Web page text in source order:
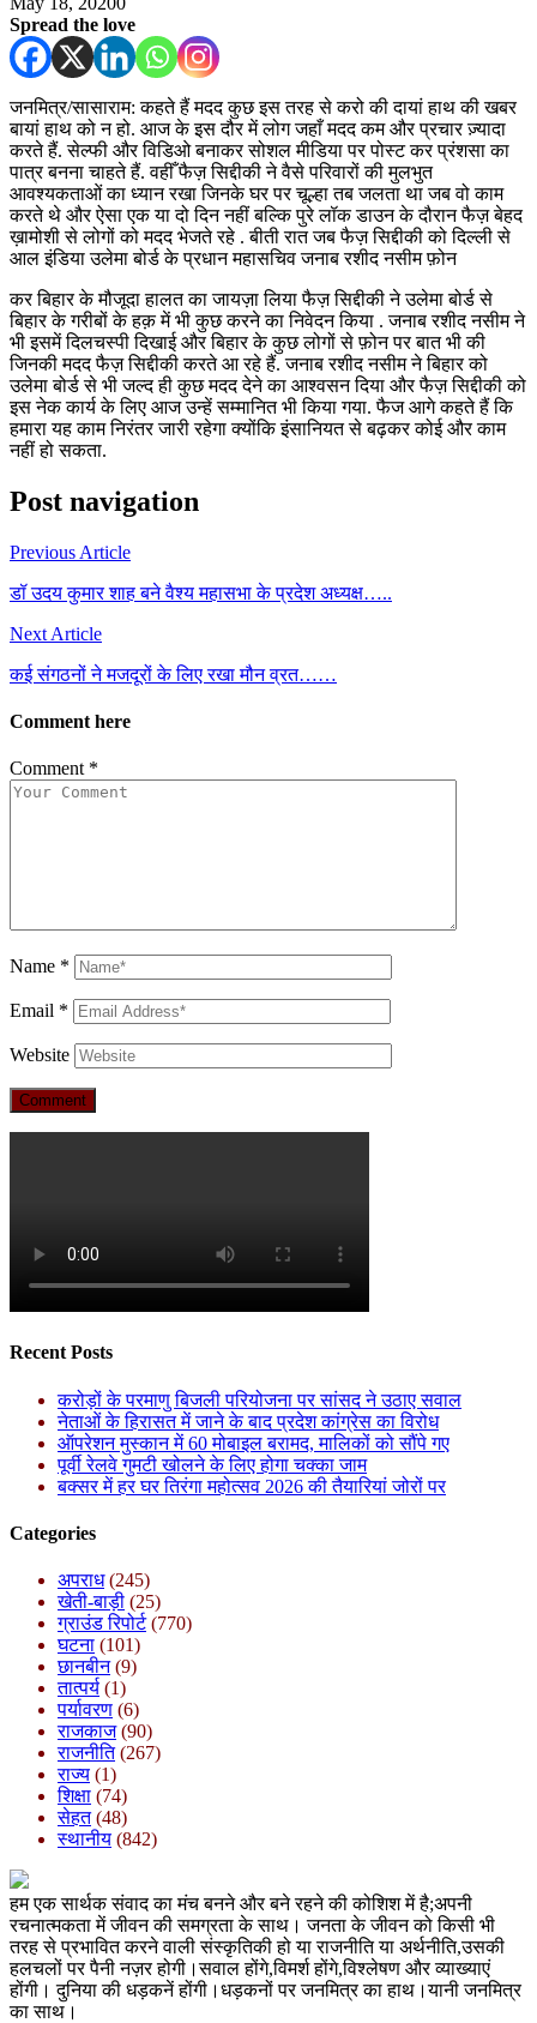
Spread the love
जनमित्र/सासाराम: कहते हैं मदद कुछ इस तरह से करो की दायां हाथ की खबर
बायां हाथ को न हो. आज के इस दौर में लोग जहाँ मदद कम और प्रचार ज़्यादा
करते हैं. सेल्फी और विडिओ बनाकर सोशल मीडिया पर पोस्ट कर प्रंशसा का
पात्र बनना चाहते हैं. वहीँ फैज़ सिद्दीकी ने वैसे परिवारों की मुलभुत
आवश्यकताओं का ध्यान रखा जिनके घर पर चूल्हा तब जलता था जब वो काम
करते थे और ऐसा एक या दो दिन नहीं बल्कि पुरे लॉक डाउन के दौरान फैज़ बेहद
ख़ामोशी से लोगों को मदद भेजते रहे . बीती रात जब फैज़ सिद्दीकी को दिल्ली से
आल इंडिया उलेमा बोर्ड के प्रधान महासचिव जनाब रशीद नसीम फ़ोन
कर बिहार के मौजूदा हालत का जायज़ा लिया फैज़ सिद्दीकी ने उलेमा बोर्ड से
बिहार के गरीबों के हक़ में भी कुछ करने का निवेदन किया . जनाब रशीद नसीम ने
भी इसमें दिलचस्पी दिखाई और बिहार के कुछ लोगों से फ़ोन पर बात भी की
जिनकी मदद फैज़ सिद्दीकी करते आ रहे हैं. जनाब रशीद नसीम ने बिहार को
उलेमा बोर्ड से भी जल्द ही कुछ मदद देने का आश्वसन दिया और फैज़ सिद्दीकी को
इस नेक कार्य के लिए आज उन्हें सम्मानित भी किया गया. फैज आगे कहते हैं कि
हमारा यह काम निरंतर जारी रहेगा क्योंकि इंसानियत से बढ़कर कोई और काम
नहीं हो सकता.
Post navigation
Previous Article
डॉ उदय कुमार शाह बने वैश्य महासभा के प्रदेश अध्यक्ष…..
Next Article
कई संगठनों ने मजदूरों के लिए रखा मौन व्रत……
Comment here
Comment *
Name *
Email *
Website
Recent Posts
करोड़ों के परमाणु बिजली परियोजना पर सांसद ने उठाए सवाल
नेताओं के हिरासत में जाने के बाद प्रदेश कांग्रेस का विरोध
ऑपरेशन मुस्कान में 60 मोबाइल बरामद, मालिकों को सौंपे गए
पूर्वी रेलवे गुमटी खोलने के लिए होगा चक्का जाम
बक्सर में हर घर तिरंगा महोत्सव 2026 की तैयारियां जोरों पर
Categories
अपराध(245)
खेती-बाड़ी (25)
ग्राउंड रिपोर्ट(770)
घटना (101)
छानबीन(9)
तात्पर्य (1)
पर्यावरण (6)
राजकाज(90)
राजनीति(267)
राज्य (1)
शिक्षा (74)
सेहत(48)
स्थानीय (842)
हम एक सार्थक संवाद का मंच बनने और बने रहने की कोशिश में है;अपनी
रचनात्मकता में जीवन की समग्रता के साथ। जनता के जीवन को किसी भी
तरह से प्रभावित करने वाली संस्कृतिकी हो या राजनीति या अर्थनीति,उसकी
हलचलों पर पैनी नज़र होगी।सवाल होंगे,विमर्श होंगे,विश्लेषण और व्याख्याएं
होंगी। दुनिया की धड़कनें होंगी।धड़कनों पर जनमित्र का हाथ।यानी जनमित्र
का साथ।